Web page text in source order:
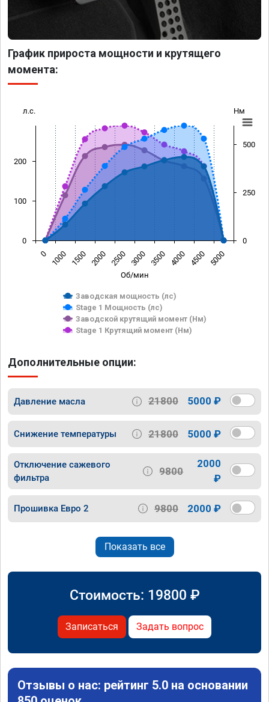
График прироста мощности и крутящего
момента:
Об/мин
л.с. Нм
Заводская мощность (лс)
Stage 1 Мощность (лс)
Заводской крутящий момент (Нм)
Stage 1 Крутящий момент (Нм)
0 1000 1500 2000 2500 3000 3500 4000 4500 5000
0
100
200
0
250
500
Дополнительные опции:
Давление масла 21800 5000 ₽
Снижение температуры 21800 5000 ₽
Отключение сажевого
фильтра
9800
2000
₽
Прошивка Евро 2 9800 2000 ₽
Показать все
Стоимость: 19800 ₽
Записаться Задать вопрос
Отзывы о нас: рейтинг 5.0 на основании